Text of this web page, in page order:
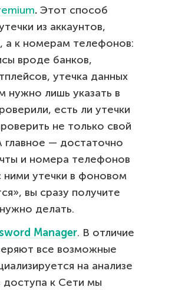
. Этот способ
из аккаунтов,
а к номерам телефонов:
вроде банков,
утечка данных
нужно лишь указать в
есть ли утечки
не только свой
главное — достаточно
и номера телефонов
ними утечки в фоновом
вы сразу получите
делать.
Manager. В отличие
все возможные
на анализе
к Сети мы